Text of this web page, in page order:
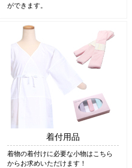
ができます。
着付用品
着物の着付けに必要な小物はこちら
からお求めいただけます！